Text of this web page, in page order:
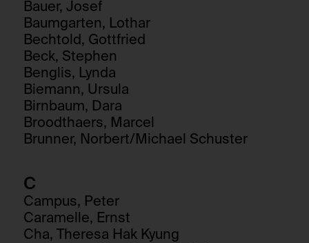
Bauer, Josef
Baumgarten, Lothar
Bechtold, Gottfried
Beck, Stephen
Benglis, Lynda
Biemann, Ursula
Birnbaum, Dara
Broodthaers, Marcel
Brunner, Norbert/Michael Schuster
C
Campus, Peter
Caramelle, Ernst
Cha, Theresa Hak Kyung